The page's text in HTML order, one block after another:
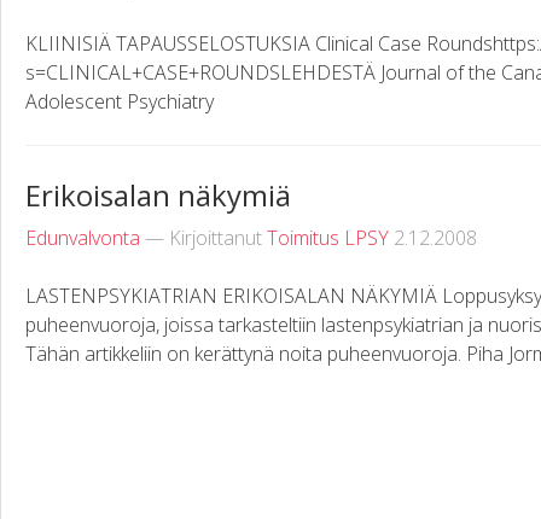
KLIINISIÄ TAPAUSSELOSTUKSIA Clinical Case
s=CLINICAL+CASE+ROUNDSLEHDESTÄ Journal of the
Adolescent Psychiatry
Erikoisalan näkymiä
Edunvalvonta — KirjoittanutToimitus LPSY 2.12.2008
LASTENPSYKIATRIAN ERIKOISALAN NÄKYMIÄ
puheenvuoroja, joissa tarkasteltiin lastenpsykiatrian ja
Tähän artikkeliin on kerättynä noita puheenvuoroja. Piha